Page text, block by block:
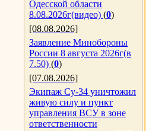
Одесской области
8.08.2026г(видео) (0)
[08.08.2026]
Заявление Минобороны
России 8 августа 2026г(в
7.50) (0)
[07.08.2026]
Экипаж Су-34 уничтожил
живую силу и пункт
управления ВСУ в зоне
ответственности